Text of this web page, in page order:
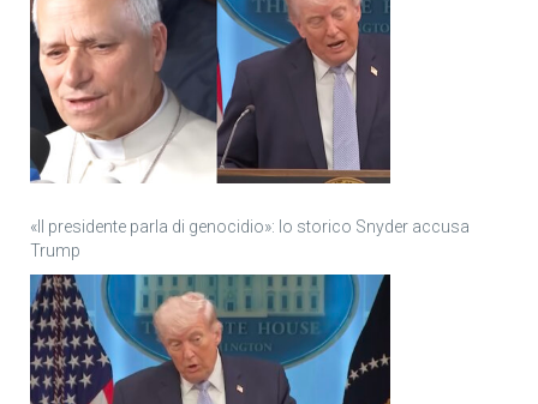
«Il presidente parla di genocidio»: lo storico Snyder accusa
Trump